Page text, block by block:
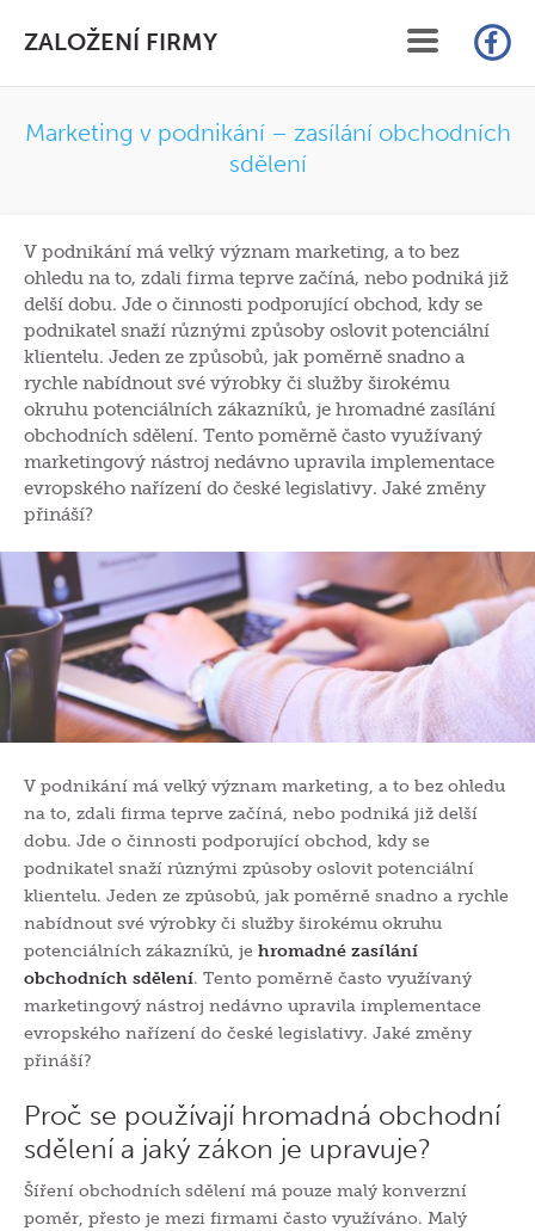
ZALOŽENÍ FIRMY
SLUŽBY
FAQ
ČLÁNKY
KONTAKT
ON-LINE ZALOŽENÍ S.R.O.
Marketing v podnikání – zasílání obchodních
sdělení
V podnikání má velký význam marketing, a to bez
ohledu na to, zdali firma teprve začíná, nebo podniká již
delší dobu. Jde o činnosti podporující obchod, kdy se
podnikatel snaží různými způsoby oslovit potenciální
klientelu. Jeden ze způsobů, jak poměrně snadno a
rychle nabídnout své výrobky či služby širokému
okruhu potenciálních zákazníků, je hromadné zasílání
obchodních sdělení. Tento poměrně často využívaný
marketingový nástroj nedávno upravila implementace
evropského nařízení do české legislativy. Jaké změny
přináší?
V podnikání má velký význam marketing, a to bez ohledu
na to, zdali firma teprve začíná, nebo podniká již delší
dobu. Jde o činnosti podporující obchod, kdy se
podnikatel snaží různými způsoby oslovit potenciální
klientelu. Jeden ze způsobů, jak poměrně snadno a rychle
nabídnout své výrobky či služby širokému okruhu
potenciálních zákazníků, je hromadné zasílání
obchodních sdělení. Tento poměrně často využívaný
marketingový nástroj nedávno upravila implementace
evropského nařízení do české legislativy. Jaké změny
přináší?
Proč se používají hromadná obchodní
sdělení a jaký zákon je upravuje?
Šíření obchodních sdělení má pouze malý konverzní
poměr, přesto je mezi firmami často využíváno. Malý